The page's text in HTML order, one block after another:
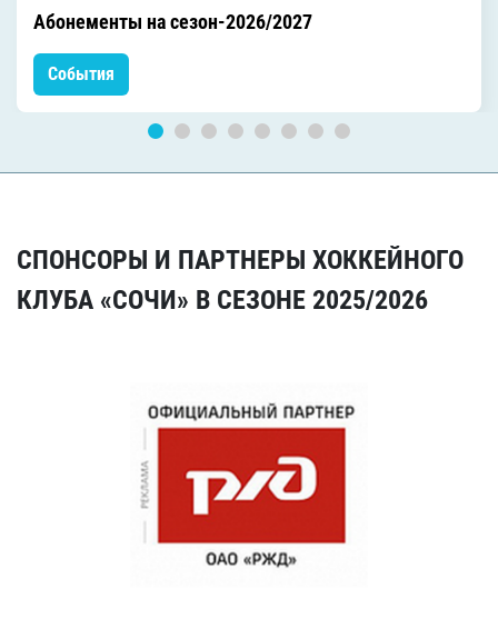
Абонементы на сезон-2026/2027
События
СПОНСОРЫ И ПАРТНЕРЫ ХОККЕЙНОГО
КЛУБА «СОЧИ» В СЕЗОНЕ 2025/2026